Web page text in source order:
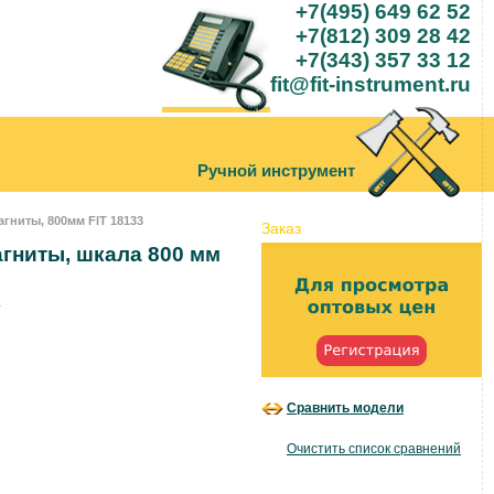
+7(495) 649 62 52
+7(812) 309 28 42
+7(343) 357 33 12
fit@fit-instrument.ru
Ручной инструмент
800мм FIT 18133 Заказ
шкала 800 мм
Сравнить модели
Очистить список сравнений